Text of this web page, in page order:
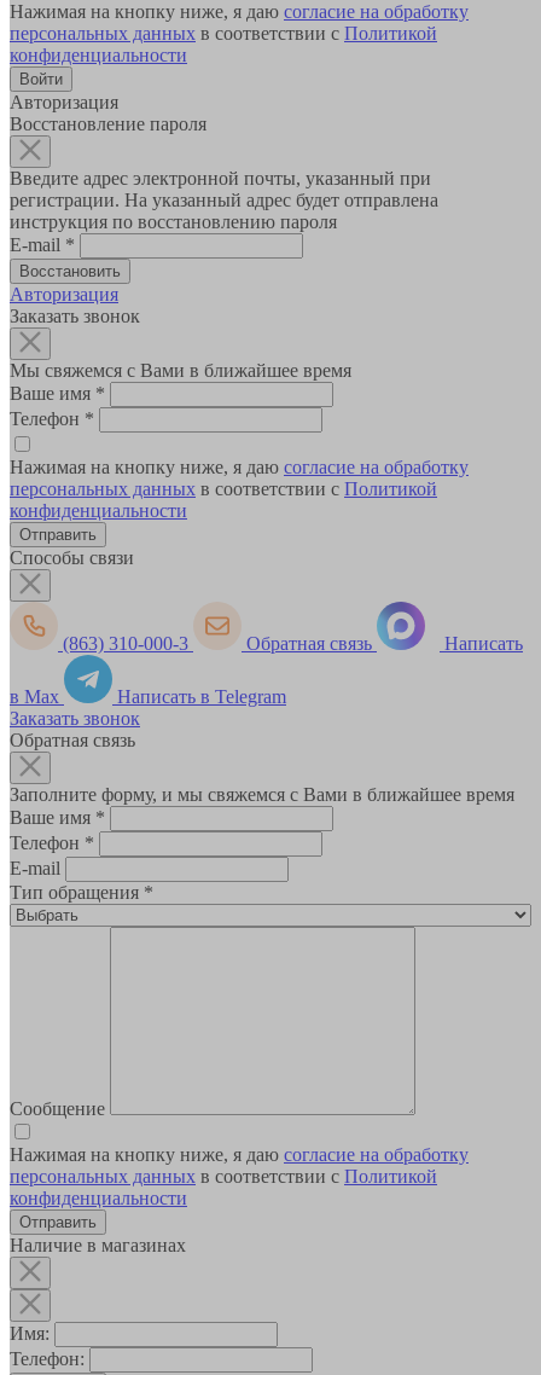
Нажимая на кнопку ниже, я даю согласие на обработку
персональных данных в соответствии с Политикой
конфиденциальности
Авторизация
Восстановление пароля
Введите адрес электронной почты, указанный при
регистрации. На указанный адрес будет отправлена
инструкция по восстановлению пароля
E-mail *
Авторизация
Заказать звонок
Мы свяжемся с Вами в ближайшее время
Ваше имя *
Телефон *
Нажимая на кнопку ниже, я даю согласие на обработку
персональных данных в соответствии с Политикой
конфиденциальности
Способы связи
(863) 310-000-3 Обратная связь Написать
в Max
Написать в Telegram
Заказать звонок
Обратная связь
Заполните форму, и мы свяжемся с Вами в ближайшее время
Ваше имя *
Телефон *
E-mail
Тип обращения *
Сообщение
Нажимая на кнопку ниже, я даю согласие на обработку
персональных данных в соответствии с Политикой
конфиденциальности
Наличие в магазинах
Имя:
Телефон: